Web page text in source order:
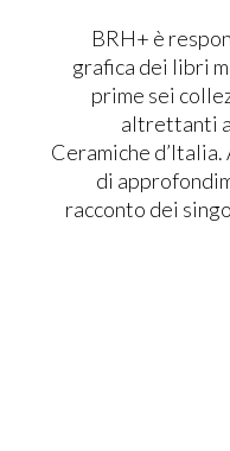
BRH+ è
grafica dei libri
prime sei
altrettanti
Ceramiche
di
racconto dei